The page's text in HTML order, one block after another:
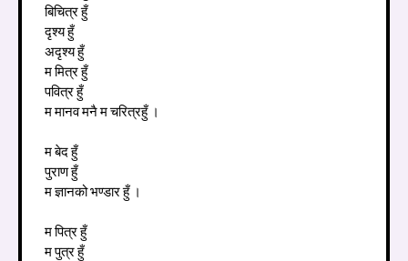
बिचित्र हुँ
दृश्य हुँ
अदृश्य हुँ
म मित्र हुँ
पवित्र हुँ
म मानव मनै म चरित्रहुँ ।
म बेद हुँ
पुराण हुँ
म ज्ञानको भण्डार हुँ ।
म पित्र हुँ
म पुत्र हुँ